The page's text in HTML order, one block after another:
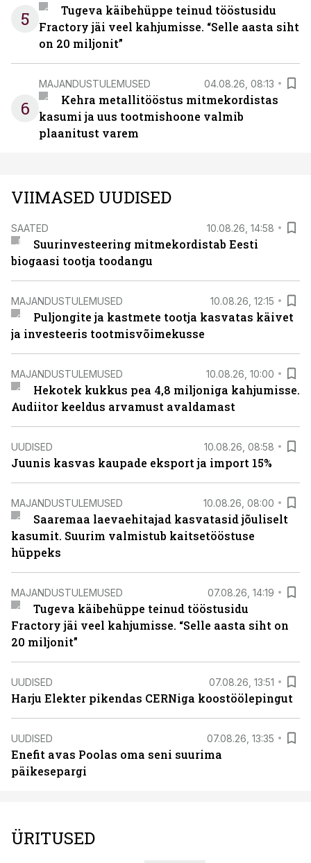
5
Tugeva käibehüppe teinud tööstusidu
Fractory jäi veel kahjumisse. “Selle aasta siht
on 20 miljonit”
6
MAJANDUSTULEMUSED 04.08.26, 08:13
Kehra metallitööstus mitmekordistas
kasumi ja uus tootmishoone valmib
plaanitust varem
VIIMASED UUDISED
SAATED 10.08.26, 14:58
Suurinvesteering mitmekordistab Eesti
biogaasi tootja toodangu
MAJANDUSTULEMUSED 10.08.26, 12:15
Puljongite ja kastmete tootja kasvatas käivet
ja investeeris tootmisvõimekusse
MAJANDUSTULEMUSED 10.08.26, 10:00
Hekotek kukkus pea 4,8 miljoniga kahjumisse.
Audiitor keeldus arvamust avaldamast
UUDISED 10.08.26, 08:58
Juunis kasvas kaupade eksport ja import 15%
MAJANDUSTULEMUSED 10.08.26, 08:00
Saaremaa laevaehitajad kasvatasid jõuliselt
kasumit. Suurim valmistub kaitsetööstuse
hüppeks
MAJANDUSTULEMUSED 07.08.26, 14:19
Tugeva käibehüppe teinud tööstusidu
Fractory jäi veel kahjumisse. “Selle aasta siht on
20 miljonit”
UUDISED 07.08.26, 13:51
Harju Elekter pikendas CERNiga koostöölepingut
UUDISED 07.08.26, 13:35
Enefit avas Poolas oma seni suurima
päikesepargi
ÜRITUSED